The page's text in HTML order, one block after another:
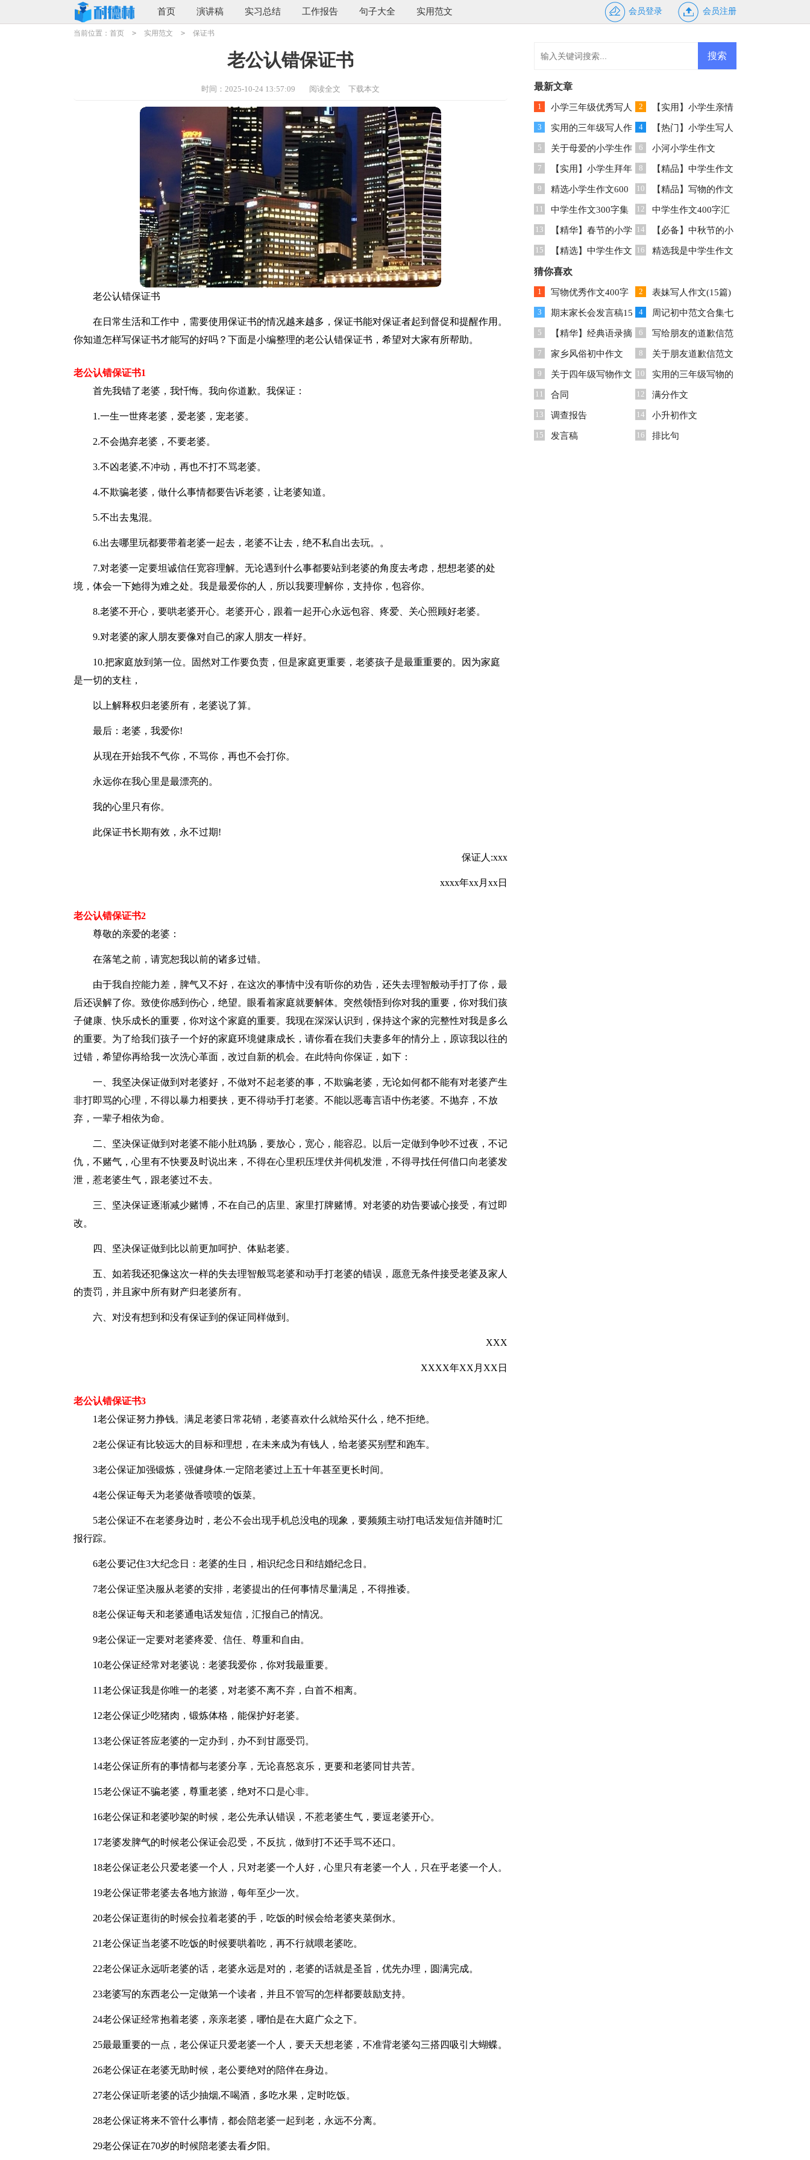
首页 演讲稿 实习总结 工作报告 句子大全 实用范文 会员登录 会员注册
当前位置： 首页 > 实用范文 > 保证书
老公认错保证书
时间：2025-10-24 13:57:09 阅读全文 下载本文
老公认错保证书
在日常生活和工作中，需要使用保证书的情况越来越多，保证书能对保证者起到督促和提醒作用。
你知道怎样写保证书才能写的好吗？下面是小编整理的老公认错保证书，希望对大家有所帮助。
老公认错保证书1
首先我错了老婆，我忏悔。我向你道歉。我保证：
1.一生一世疼老婆，爱老婆，宠老婆。
2.不会抛弃老婆，不要老婆。
3.不凶老婆,不冲动，再也不打不骂老婆。
4.不欺骗老婆，做什么事情都要告诉老婆，让老婆知道。
5.不出去鬼混。
6.出去哪里玩都要带着老婆一起去，老婆不让去，绝不私自出去玩。。
7.对老婆一定要坦诚信任宽容理解。无论遇到什么事都要站到老婆的角度去考虑，想想老婆的处
境，体会一下她得为难之处。我是最爱你的人，所以我要理解你，支持你，包容你。
8.老婆不开心，要哄老婆开心。老婆开心，跟着一起开心永远包容、疼爱、关心照顾好老婆。
9.对老婆的家人朋友要像对自己的家人朋友一样好。
10.把家庭放到第一位。固然对工作要负责，但是家庭更重要，老婆孩子是最重重要的。因为家庭
是一切的支柱，
以上解释权归老婆所有，老婆说了算。
最后：老婆，我爱你!
从现在开始我不气你，不骂你，再也不会打你。
永远你在我心里是最漂亮的。
我的心里只有你。
此保证书长期有效，永不过期!
保证人:xxx
xxxx年xx月xx日
老公认错保证书2
尊敬的亲爱的老婆：
在落笔之前，请宽恕我以前的诸多过错。
由于我自控能力差，脾气又不好，在这次的事情中没有听你的劝告，还失去理智般动手打了你，最
后还误解了你。致使你感到伤心，绝望。眼看着家庭就要解体。突然领悟到你对我的重要，你对我们孩
子健康、快乐成长的重要，你对这个家庭的重要。我现在深深认识到，保持这个家的完整性对我是多么
的重要。为了给我们孩子一个好的家庭环境健康成长，请你看在我们夫妻多年的情分上，原谅我以往的
过错，希望你再给我一次洗心革面，改过自新的机会。在此特向你保证，如下：
一、我坚决保证做到对老婆好，不做对不起老婆的事，不欺骗老婆，无论如何都不能有对老婆产生
非打即骂的心理，不得以暴力相要挟，更不得动手打老婆。不能以恶毒言语中伤老婆。不抛弃，不放
弃，一辈子相依为命。
二、坚决保证做到对老婆不能小肚鸡肠，要放心，宽心，能容忍。以后一定做到争吵不过夜，不记
仇，不赌气，心里有不快要及时说出来，不得在心里积压埋伏并伺机发泄，不得寻找任何借口向老婆发
泄，惹老婆生气，跟老婆过不去。
三、坚决保证逐渐减少赌博，不在自己的店里、家里打牌赌博。对老婆的劝告要诚心接受，有过即
改。
四、坚决保证做到比以前更加呵护、体贴老婆。
五、如若我还犯像这次一样的失去理智般骂老婆和动手打老婆的错误，愿意无条件接受老婆及家人
的责罚，并且家中所有财产归老婆所有。
六、对没有想到和没有保证到的保证同样做到。
XXX
XXXX年XX月XX日
老公认错保证书3
1老公保证努力挣钱。满足老婆日常花销，老婆喜欢什么就给买什么，绝不拒绝。
2老公保证有比较远大的目标和理想，在未来成为有钱人，给老婆买别墅和跑车。
3老公保证加强锻炼，强健身体.一定陪老婆过上五十年甚至更长时间。
4老公保证每天为老婆做香喷喷的饭菜。
5老公保证不在老婆身边时，老公不会出现手机总没电的现象，要频频主动打电话发短信并随时汇
报行踪。
6老公要记住3大纪念日：老婆的生日，相识纪念日和结婚纪念日。
7老公保证坚决服从老婆的安排，老婆提出的任何事情尽量满足，不得推诿。
8老公保证每天和老婆通电话发短信，汇报自己的情况。
9老公保证一定要对老婆疼爱、信任、尊重和自由。
10老公保证经常对老婆说：老婆我爱你，你对我最重要。
11老公保证我是你唯一的老婆，对老婆不离不弃，白首不相离。
12老公保证少吃猪肉，锻炼体格，能保护好老婆。
13老公保证答应老婆的一定办到，办不到甘愿受罚。
14老公保证所有的事情都与老婆分享，无论喜怒哀乐，更要和老婆同甘共苦。
15老公保证不骗老婆，尊重老婆，绝对不口是心非。
16老公保证和老婆吵架的时候，老公先承认错误，不惹老婆生气，要逗老婆开心。
17老婆发脾气的时候老公保证会忍受，不反抗，做到打不还手骂不还口。
18老公保证老公只爱老婆一个人，只对老婆一个人好，心里只有老婆一个人，只在乎老婆一个人。
19老公保证带老婆去各地方旅游，每年至少一次。
20老公保证逛街的时候会拉着老婆的手，吃饭的时候会给老婆夹菜倒水。
21老公保证当老婆不吃饭的时候要哄着吃，再不行就喂老婆吃。
22老公保证永远听老婆的话，老婆永远是对的，老婆的话就是圣旨，优先办理，圆满完成。
23老婆写的东西老公一定做第一个读者，并且不管写的怎样都要鼓励支持。
24老公保证经常抱着老婆，亲亲老婆，哪怕是在大庭广众之下。
25最最重要的一点，老公保证只爱老婆一个人，要天天想老婆，不准背老婆勾三搭四吸引大蝴蝶。
26老公保证在老婆无助时候，老公要绝对的陪伴在身边。
27老公保证听老婆的话少抽烟,不喝酒，多吃水果，定时吃饭。
28老公保证将来不管什么事情，都会陪老婆一起到老，永远不分离。
29老公保证在70岁的时候陪老婆去看夕阳。
最新文章
1 小学三年级优秀写人
作文合集6篇
2 【实用】小学生亲情
作文四篇
3 实用的三年级写人作
文300字五篇
4 【热门】小学生写人
作文300字集合十篇
5 关于母爱的小学生作
文汇总九篇
6 小河小学生作文
7 【实用】小学生拜年
作文四篇
8 【精品】中学生作文
300字集合六篇
9 精选小学生作文600
字集合8篇
10 【精品】写物的作文
汇总十篇
11 中学生作文300字集
锦六篇
12 中学生作文400字汇
编十篇
13 【精华】春节的小学
生作文400字合集5篇
14 【必备】中秋节的小
学生作文9篇
15 【精选】中学生作文
3篇
16 精选我是中学生作文
猜你喜欢
1 写物优秀作文400字
三篇
2 表妹写人作文(15篇)
3 期末家长会发言稿15
篇
4 周记初中范文合集七
篇
5 【精华】经典语录摘
录70条
6 写给朋友的道歉信范
文汇总9篇
7 家乡风俗初中作文 8 关于朋友道歉信范文
合集6篇
9 关于四年级写物作文
合集5篇
10 实用的三年级写物的
作文3篇
11 合同 12 满分作文
13 调查报告 14 小升初作文
15 发言稿 16 排比句